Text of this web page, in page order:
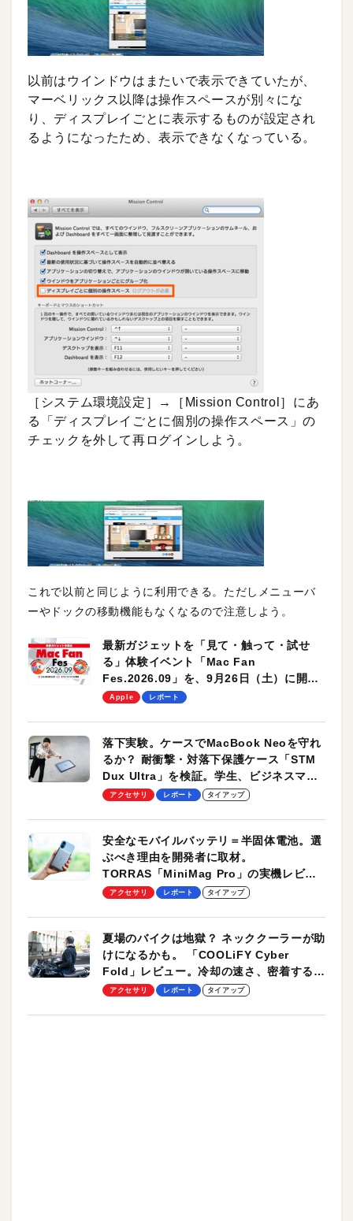
以前はウインドウはまたいで表示できていたが、
マーベリックス以降は操作スペースが別々にな
り、ディスプレイごとに表示するものが設定され
るようになったため、表示できなくなっている。
［システム環境設定］→［Mission Control］にあ
る「ディスプレイごとに個別の操作スペース」の
チェックを外して再ログインしよう。
これで以前と同じように利用できる。ただしメニューバ
ーやドックの移動機能もなくなるので注意しよう。
最新ガジェットを「見て・触って・試せ
る」体験イベント「Mac Fan
Fes.2026.09」を、9月26日（土）に開催
します！
Apple レポート
落下実験。ケースでMacBook Neoを守れ
るか？ 耐衝撃・対落下保護ケース「STM
Dux Ultra」を検証。学生、ビジネスマン
のモバイルユースに最適！
アクセサリ レポート タイアップ
安全なモバイルバッテリ＝半固体電池。選
ぶべき理由を開発者に取材。
TORRAS「MiniMag Pro」の実機レビュ
ーも
アクセサリ レポート タイアップ
夏場のバイクは地獄？ ネッククーラーが助
けになるかも。 「COOLiFY Cyber
Fold」レビュー。冷却の速さ、密着する冷
却プレート、シンプルな操作性がグッド！
アクセサリ レポート タイアップ